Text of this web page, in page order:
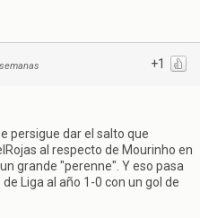
+1
persigue dar el salto que
al respecto de Mourinho en
grande "perenne". Y eso pasa
Liga al año 1-0 con un gol de